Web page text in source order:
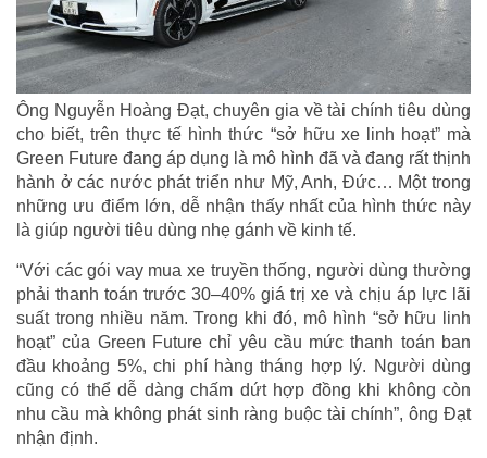
Ông Nguyễn Hoàng Đạt, chuyên gia về tài chính tiêu dùng
cho biết, trên thực tế hình thức “sở hữu xe linh hoạt” mà
Green Future đang áp dụng là mô hình đã và đang rất thịnh
hành ở các nước phát triển như Mỹ, Anh, Đức… Một trong
những ưu điểm lớn, dễ nhận thấy nhất của hình thức này
là giúp người tiêu dùng nhẹ gánh về kinh tế.
“Với các gói vay mua xe truyền thống, người dùng thường
phải thanh toán trước 30–40% giá trị xe và chịu áp lực lãi
suất trong nhiều năm. Trong khi đó, mô hình “sở hữu linh
hoạt” của Green Future chỉ yêu cầu mức thanh toán ban
đầu khoảng 5%, chi phí hàng tháng hợp lý. Người dùng
cũng có thể dễ dàng chấm dứt hợp đồng khi không còn
nhu cầu mà không phát sinh ràng buộc tài chính”, ông Đạt
nhận định.